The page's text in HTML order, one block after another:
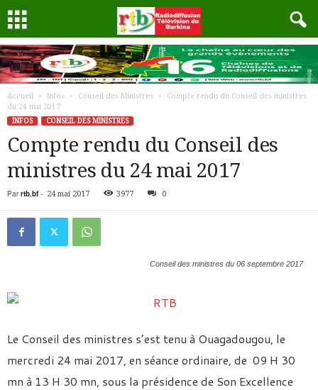
Accueil Infos Conseil des Ministres
Compte rendu du Conseil des ministres
du 24 mai 2017
INFOS
CONSEIL DES MINISTRES
Compte rendu du Conseil des
ministres du 24 mai 2017
Par rtb.bf- 24 mai 2017 3977 0
Conseil des ministres du 06 septembre 2017
Le Conseil des ministres s’est tenu à Ouagadougou, le
mercredi 24 mai 2017, en séance ordinaire, de 09 H 30
mn à 13 H 30 mn, sous la présidence de Son Excellence